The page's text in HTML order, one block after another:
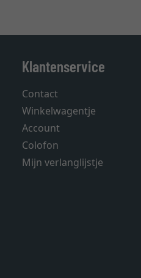
Klantenservice
Contact
Winkelwagentje
Account
Colofon
Mijn verlanglijstje